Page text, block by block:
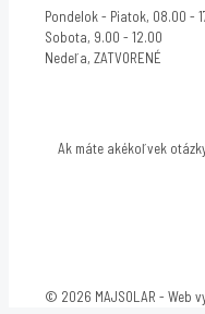
Pondelok - Piatok, 08.00 -
Sobota, 9.00 - 12.00
Nedeľa, ZATVORENÉ
Ak máte akékoľvek
© 2026 MAJSOLAR - Web